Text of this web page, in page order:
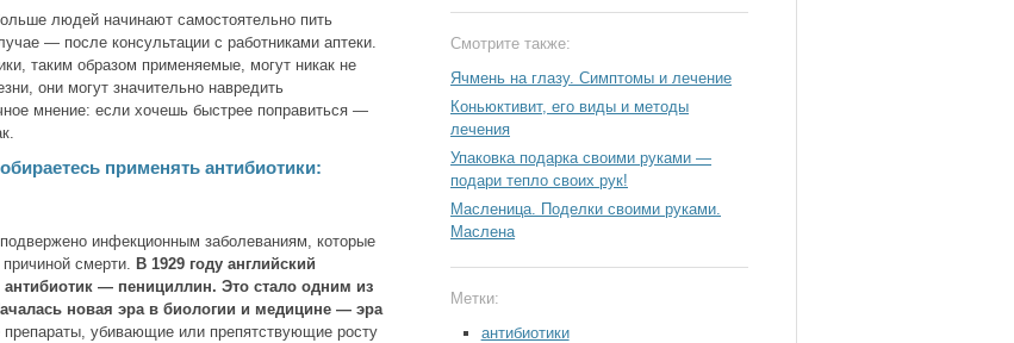
людей начинают самостоятельно пить
— после консультации с работниками аптеки.
таким образом применяемые, могут никак не
они могут значительно навредить
мнение: если хочешь быстрее поправиться —
применять антибиотики:
инфекционным заболеваниям, которые
смерти. В 1929 году английский
— пенициллин. Это стало одним из
новая эра в биологии и медицине — эра
препараты, убивающие или препятствующие росту
Смотрите также:
Ячмень на глазу. Симптомы и лечение
Коньюктивит, его виды и методы
лечения
Упаковка подарка своими руками —
подари тепло своих рук!
Масленица. Поделки своими руками.
Маслена
Метки:
антибиотики